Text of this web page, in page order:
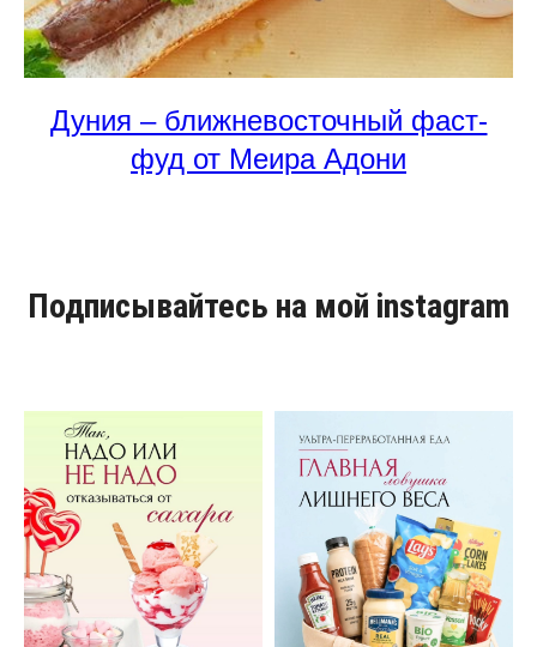
Дуния – ближневосточный фаст-
фуд от Меира Адони
Подписывайтесь на мой instagram